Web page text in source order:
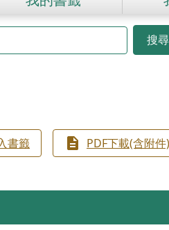
搜尋
書籤 PDF下載(含附件)